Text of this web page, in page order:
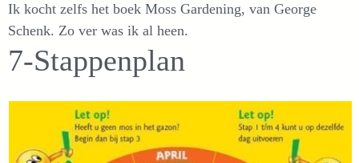
Ik kocht zelfs het boek Moss Gardening, van George
Schenk. Zo ver was ik al heen.
7-Stappenplan